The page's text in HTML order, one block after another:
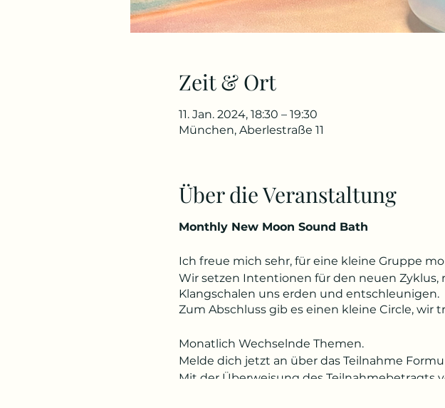
Zeit & Ort
11. Jan. 2024, 18:30 – 19:30
München, Aberlestraße 11
Über die Veranstaltung
Monthly New Moon Sound Bath
Ich freue mich sehr, für eine kleine Gruppe
Wir setzen Intentionen für den neuen Zyklus,
Klangschalen uns erden und entschleunigen.
Zum Abschluss gib es einen kleine Circle,
Monatlich Wechselnde Themen.
Melde dich jetzt an über das Teilnahme
Mit der Überweisung des Teilnahmebetragts